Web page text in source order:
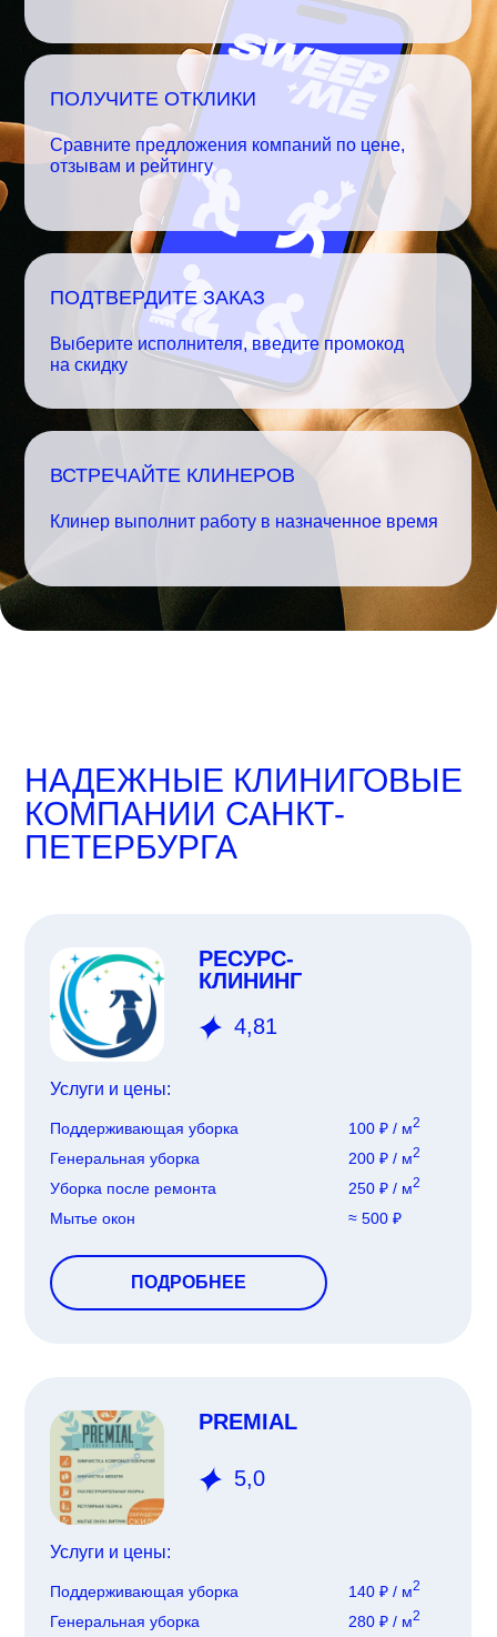
ПОЛУЧИТЕ ОТКЛИКИ
Сравните предложения компаний по цене,
отзывам и рейтингу
ПОДТВЕРДИТЕ ЗАКАЗ
Выберите исполнителя, введите промокод
на скидку
ВСТРЕЧАЙТЕ КЛИНЕРОВ
Клинер выполнит работу в назначенное время
НАДЕЖНЫЕ КЛИНИГОВЫЕ
КОМПАНИИ САНКТ-
ПЕТЕРБУРГА
Услуги и цены:
Поддерживающая уборка
Генеральная уборка
Уборка после ремонта
Мытье окон
100 ₽ / м2
200 ₽ / м2
250 ₽ / м2
≈ 500 ₽
Поддерживающая уборка
Генеральная уборка
140 ₽ / м2
280 ₽ / м2
РЕСУРС-
КЛИНИНГ
4,81
ПОДРОБНЕЕ
PREMIAL
Услуги и цены:
5,0